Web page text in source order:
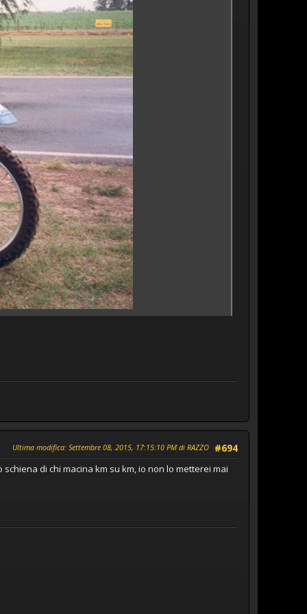
#694
Ultima modifica: Settembre 08, 2015, 17:15:10 PM di RAZZO
di chi macina km su km, io non lo metterei mai